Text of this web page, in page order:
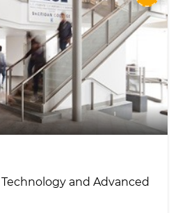
and Advanced
Advanced Learning
Описание
Курсы
Языки
- №1 в Канаде по
на базе высшего
программах
Успешное трудоустройство
Стипендии, оплачиваемые
Co-op и отличные отзывы.